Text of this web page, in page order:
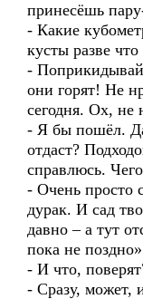
принесёшь
- Какие
кусты разве что
-
они горят! Не
сегодня. Ох,
- Я бы пошёл. Да
отдаст?
справлюсь.
- Очень просто
дурак. И сад
давно – а тут
пока не
- И что,
- Сразу, может,